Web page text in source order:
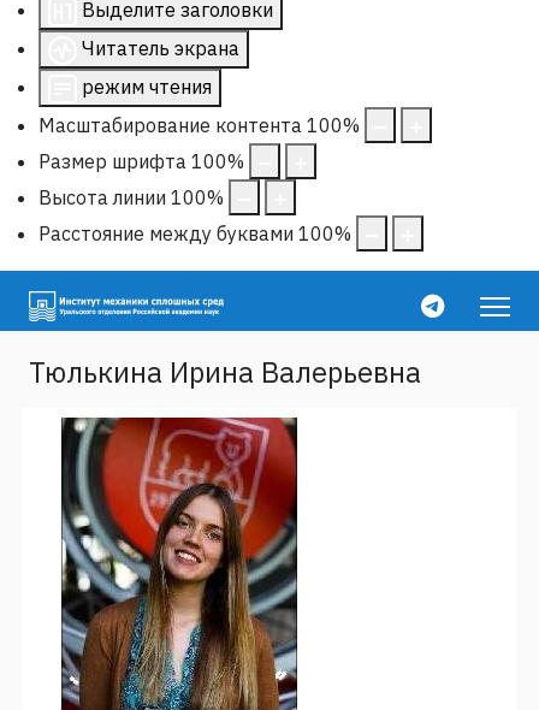
Выделите заголовки
Читатель экрана
режим чтения
Масштабирование контента 100%
Размер шрифта 100%
Высота линии 100%
Расстояние между буквами 100%
Тюлькина Ирина Валерьевна